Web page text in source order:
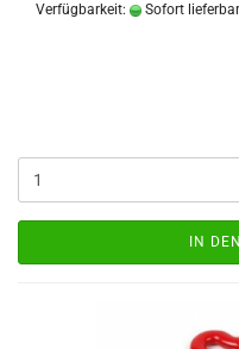
Verfügbarkeit:
Sofort
IN